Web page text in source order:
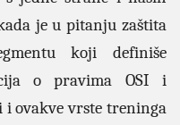
je u pitanju zaštita
koji definiše
o pravima OSI i
i ovakve vrste treninga